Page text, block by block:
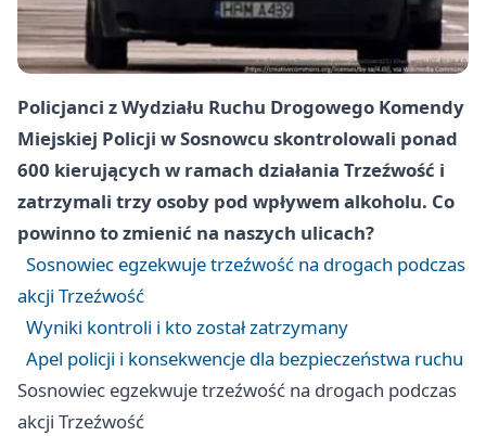
Policjanci z Wydziału Ruchu Drogowego Komendy
Miejskiej Policji w Sosnowcu skontrolowali ponad
600 kierujących w ramach działania Trzeźwość i
zatrzymali trzy osoby pod wpływem alkoholu. Co
powinno to zmienić na naszych ulicach?
Sosnowiec egzekwuje trzeźwość na drogach podczas
akcji Trzeźwość
Wyniki kontroli i kto został zatrzymany
Apel policji i konsekwencje dla bezpieczeństwa ruchu
Sosnowiec egzekwuje trzeźwość na drogach podczas
akcji Trzeźwość